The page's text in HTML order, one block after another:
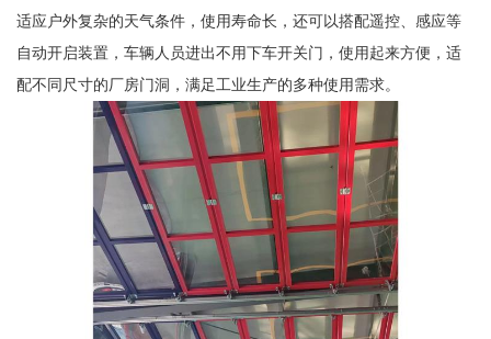
适应户外复杂的天气条件，使用寿命长，还可以搭配遥控、感应等
自动开启装置，车辆人员进出不用下车开关门，使用起来方便，适
配不同尺寸的厂房门洞，满足工业生产的多种使用需求。